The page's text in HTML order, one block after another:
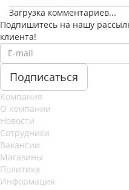
Загрузка комментариев...
Подпишитесь на нашу
клиента!
Компания
О компании
Новости
Сотрудники
Вакансии
Магазины
Политика
Информация